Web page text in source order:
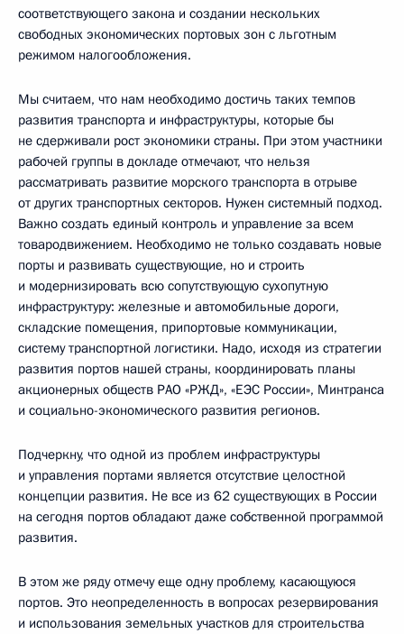
соответствующего закона и создании нескольких
свободных экономических портовых зон с льготным
режимом налогообложения.
Мы считаем, что нам необходимо достичь таких темпов
развития транспорта и инфраструктуры, которые бы
не сдерживали рост экономики страны. При этом участники
рабочей группы в докладе отмечают, что нельзя
рассматривать развитие морского транспорта в отрыве
от других транспортных секторов. Нужен системный подход.
Важно создать единый контроль и управление за всем
товародвижением. Необходимо не только создавать новые
порты и развивать существующие, но и строить
и модернизировать всю сопутствующую сухопутную
инфраструктуру: железные и автомобильные дороги,
складские помещения, припортовые коммуникации,
систему транспортной логистики. Надо, исходя из стратегии
развития портов нашей страны, координировать планы
акционерных обществ РАО «РЖД», «ЕЭС России», Минтранса
и социально-экономического развития регионов.
Подчеркну, что одной из проблем инфраструктуры
и управления портами является отсутствие целостной
концепции развития. Не все из 62 существующих в России
на сегодня портов обладают даже собственной программой
развития.
В этом же ряду отмечу еще одну проблему, касающуюся
портов. Это неопределенность в вопросах резервирования
и использования земельных участков для строительства